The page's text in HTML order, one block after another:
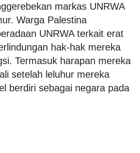
markas UNRWA
Warga Palestina
UNRWA terkait erat
hak-hak mereka
Termasuk harapan mereka
setelah leluhur mereka
berdiri sebagai negara pada